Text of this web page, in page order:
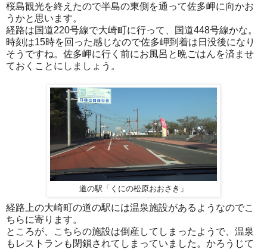
桜島観光を終えたので半島の東側を通って佐多岬に向かお
うかと思います。
経路は国道220号線で大崎町に行って、国道448号線かな。
時刻は15時を回った感じなので佐多岬到着は日没後になり
そうですね。佐多岬に行く前にお風呂と晩ごはんを済ませ
ておくことにしましょう。
道の駅「くにの松原おおさき」
経路上の大崎町の道の駅には温泉施設があるようなのでこ
ちらに寄ります。
ところが、こちらの施設は倒産してしまったようで、温泉
もレストランも閉鎖されてしまっていました。かろうじて